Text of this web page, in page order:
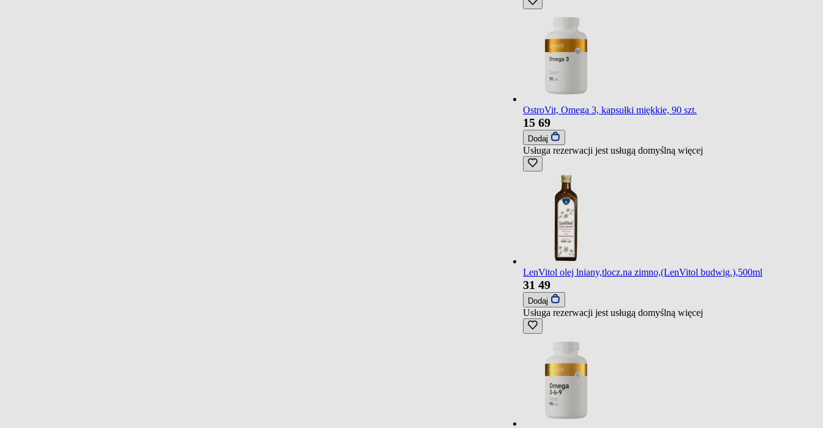
OstroVit, Omega 3, kapsułki miękkie, 90 szt.
15 69
Dodaj
Usługa rezerwacji jest usługą domyślną więcej
LenVitol olej lniany,tlocz.na zimno,(LenVitol budwig.),500ml
31 49
Dodaj
Usługa rezerwacji jest usługą domyślną więcej